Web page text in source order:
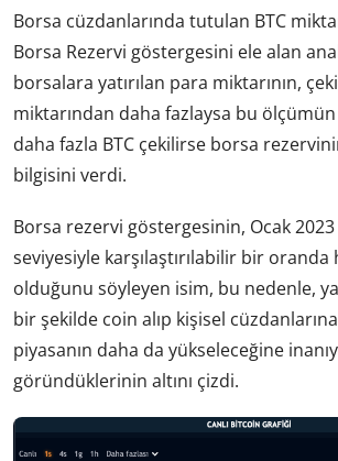
Borsa cüzdanlarında tutulan BTC
Borsa Rezervi göstergesini ele alan
borsalara yatırılan para miktarının,
miktarından daha fazlaysa bu
daha fazla BTC çekilirse borsa
bilgisini verdi.
Borsa rezervi göstergesinin, Ocak
seviyesiyle karşılaştırılabilir bir oranda
olduğunu söyleyen isim, bu nedenle,
bir şekilde coin alıp kişisel
piyasanın daha da yükseleceğine
göründüklerinin altını çizdi.